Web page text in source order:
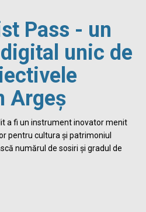
Pass - un
unic de
Argeș
a fi un instrument inovator menit
pentru cultura și patrimoniul
numărul de sosiri și gradul de